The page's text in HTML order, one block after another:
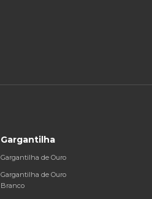
Gargantilha
Gargantilha de Ouro
Gargantilha de Ouro
Branco